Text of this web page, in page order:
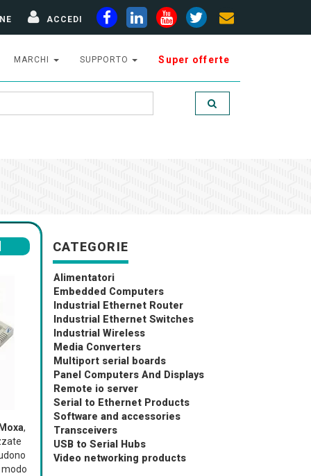
ACCEDI
MARCHI SUPPORTO Super offerte
,
CATEGORIE
Alimentatori
Embedded Computers
Industrial Ethernet Router
Industrial Ethernet Switches
Industrial Wireless
Media Converters
Multiport serial boards
Panel Computers And Displays
Remote io server
Serial to Ethernet Products
Software and accessories
Transceivers
USB to Serial Hubs
Video networking products